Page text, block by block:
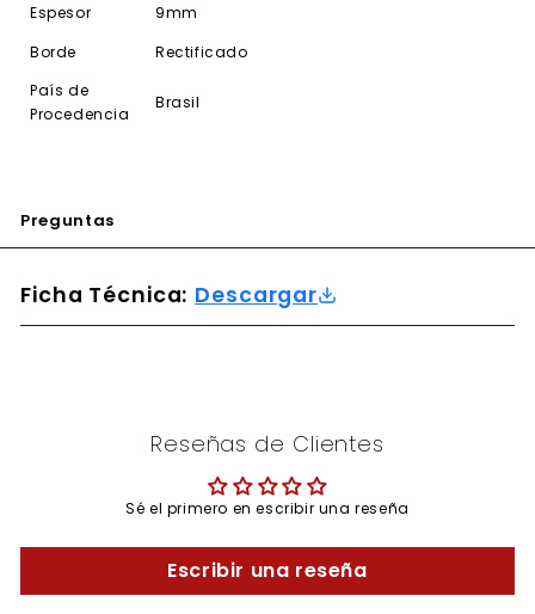
Espesor
9mm
Borde
Rectificado
País de
Procedencia
Brasil
Preguntas
Ficha Técnica: Descargar
Reseñas de Clientes
Sé el primero en escribir una reseña
Escribir una reseña